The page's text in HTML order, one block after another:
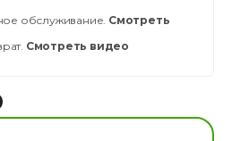
обслуживание. Смотреть
Смотреть видео
музыкальных инструментов